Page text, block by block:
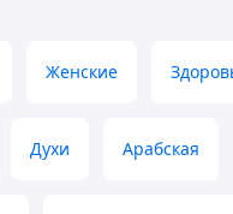
Женские
Духи Арабская